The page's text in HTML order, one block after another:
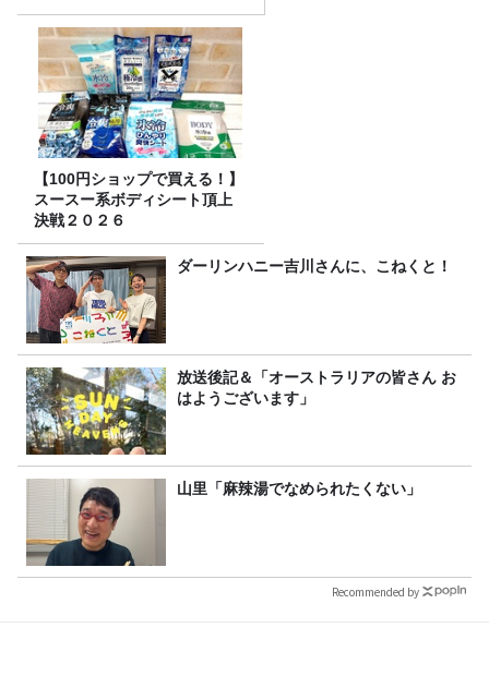
は、タカアンドトシ！
【100円ショップで買える！】
スースー系ボディシート頂上
決戦２０２６
ダーリンハニー吉川さんに、こねくと！
放送後記＆「オーストラリアの皆さん お
はようございます」
山里「麻辣湯でなめられたくない」
Recommended by